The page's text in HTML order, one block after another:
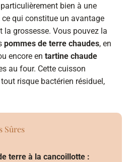
bien à une
qui constitue un avantage
la grossesse. Vous pouvez la
pommes de terre chaudes, en
encore en tartine chaude
au four. Cette cuisson
risque bactérien résiduel,
Sûres
terre à la cancoillotte :